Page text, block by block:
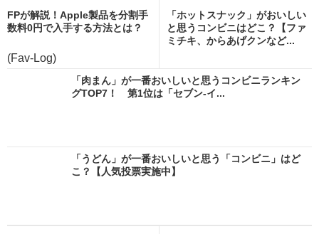
FPが解説！Apple製品を分割手
数料0円で入手する方法とは？
(Fav-Log)
「ホットスナック」がおいしい
と思うコンビニはどこ？【ファ
ミチキ、からあげクンなど...
「肉まん」が一番おいしいと思うコンビニランキン
グTOP7！ 第1位は「セブン-イ...
「うどん」が一番おいしいと思う「コンビニ」はど
こ？【人気投票実施中】